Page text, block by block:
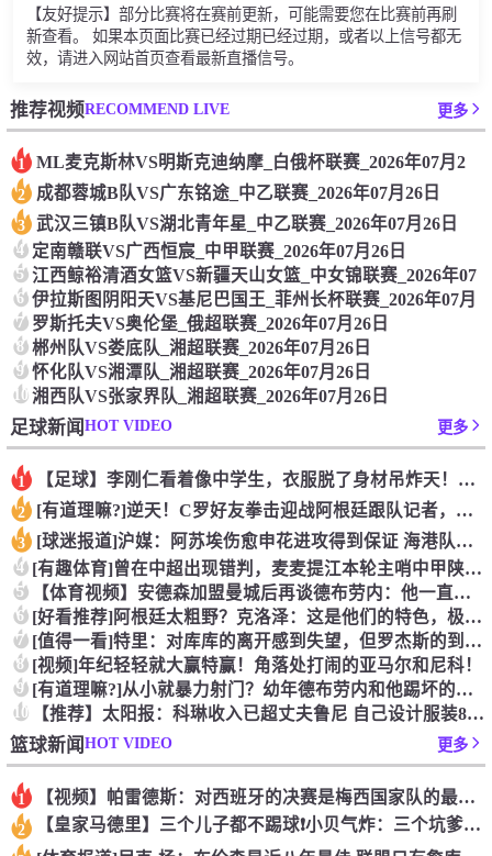
【友好提示】部分比赛将在赛前更新，可能需要您在比赛前再刷
新查看。 如果本页面比赛已经过期已经过期，或者以上信号都无
效，请进入网站首页查看最新直播信号。
推荐视频RECOMMEND LIVE 更多
1 ML麦克斯林VS明斯克迪纳摩_白俄杯联赛_2026年07月2
2 成都蓉城B队VS广东铭途_中乙联赛_2026年07月26日
3 武汉三镇B队VS湖北青年星_中乙联赛_2026年07月26日
4 定南赣联VS广西恒宸_中甲联赛_2026年07月26日
5 江西鲸裕清酒女篮VS新疆天山女篮_中女锦联赛_2026年07
6 伊拉斯图阴阳天VS基尼巴国王_菲州长杯联赛_2026年07月
7 罗斯托夫VS奥伦堡_俄超联赛_2026年07月26日
8 郴州队VS娄底队_湘超联赛_2026年07月26日
9 怀化队VS湘潭队_湘超联赛_2026年07月26日
10湘西队VS张家界队_湘超联赛_2026年07月26日
足球新闻HOT VIDEO 更多
1 【足球】李刚仁看着像中学生，衣服脱了身材吊炸天！怪不得对抗上
2 [有道理嘛?]逆天！C罗好友拳击迎战阿根廷跟队记者，C罗好友
3 [球迷报道]沪媒：阿苏埃伤愈申花进攻得到保证 海港队基本没有
4 [有趣体育]曾在中超出现错判，麦麦提江本轮主哨中甲陕西联合v
5 【体育视频】安德森加盟曼城后再谈德布劳内：他一直是我非常仰慕
6 [好看推荐]阿根廷太粗野？克洛泽：这是他们的特色，极其强调对
7 [值得一看]特里：对库库的离开感到失望，但罗杰斯的到来又让我
8 [视频]年纪轻轻就大赢特赢！角落处打闹的亚马尔和尼科！
9 [有道理嘛?]从小就暴力射门？幼年德布劳内和他踢坏的树篱！
10 【推荐】太阳报：科琳收入已超丈夫鲁尼 自己设计服装8岁儿子当
篮球新闻HOT VIDEO 更多
1 【视频】帕雷德斯：对西班牙的决赛是梅西国家队的最后一场比赛
2 【皇家马德里】三个儿子都不踢球❗️小贝气炸：三个坑爹货，只能